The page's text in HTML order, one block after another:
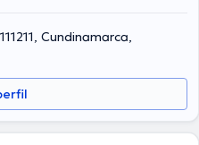
Cundinamarca,